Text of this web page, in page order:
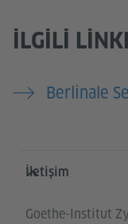
İLGILI
Berlinale
Service- und
İletişim
Goethe-Institut